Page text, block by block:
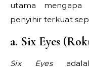
utama mengapa
penyihir terkuat
a. Six Eyes
Six Eyes